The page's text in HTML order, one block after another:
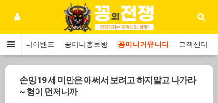
꽁머니이벤트 꽁머니홍보방 꽁머니커뮤니티 고객센터
손밍 19 세 미만은 애써서 보려고 하지말고 나가라
~ 형이 먼저니까